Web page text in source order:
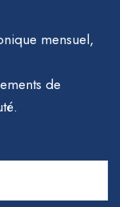
mensuel,
de